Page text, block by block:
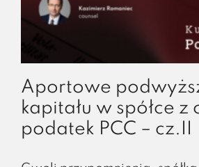
Aportowe
kapitału w spółce z
podatek PCC – cz.II